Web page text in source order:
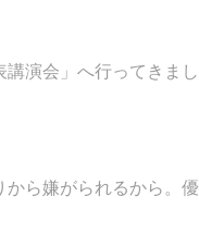
演会」へ行ってきま
ら嫌がられるから。